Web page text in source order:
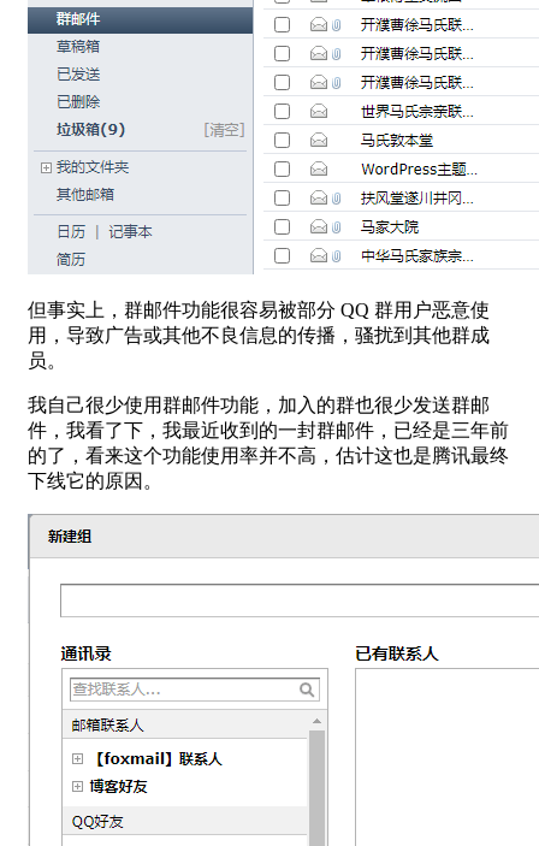
但事实上，群邮件功能很容易被部分 QQ 群用户恶意使
用，导致广告或其他不良信息的传播，骚扰到其他群成
员。
我自己很少使用群邮件功能，加入的群也很少发送群邮
件，我看了下，我最近收到的一封群邮件，已经是三年前
的了，看来这个功能使用率并不高，估计这也是腾讯最终
下线它的原因。